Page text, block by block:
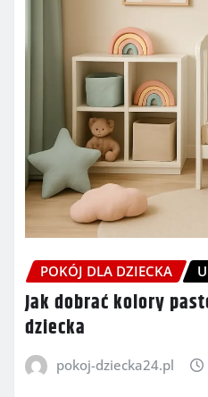
POKÓJ DLA DZIECKA
Jak dobrać kolory
dziecka
pokoj-dziecka24.pl